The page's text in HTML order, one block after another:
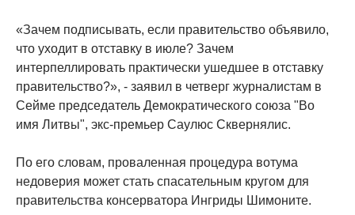
«Зачем подписывать, если правительство объявило,
что уходит в отставку в июле? Зачем
интерпеллировать практически ушедшее в отставку
правительство?», - заявил в четверг журналистам в
Сейме председатель Демократического союза "Во
имя Литвы", экс-премьер Саулюс Сквернялис.
По его словам, проваленная процедура вотума
недоверия может стать спасательным кругом для
правительства консерватора Ингриды Шимоните.